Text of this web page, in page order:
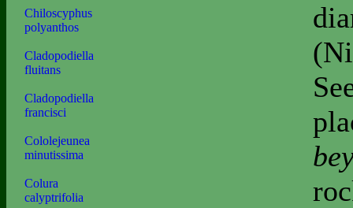
Chiloscyphus
polyanthos
Cladopodiella
fluitans
Cladopodiella
francisci
Cololejeunea
minutissima
Colura
calyptrifolia